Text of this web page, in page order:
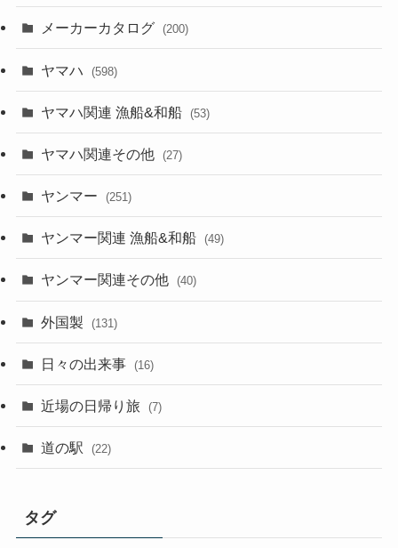
メーカーカタログ (200)
ヤマハ (598)
ヤマハ関連 漁船&和船 (53)
ヤマハ関連その他 (27)
ヤンマー (251)
ヤンマー関連 漁船&和船 (49)
ヤンマー関連その他 (40)
外国製 (131)
日々の出来事 (16)
近場の日帰り旅 (7)
道の駅 (22)
タグ